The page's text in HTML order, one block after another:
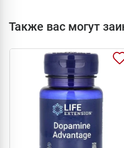
Также вас могут